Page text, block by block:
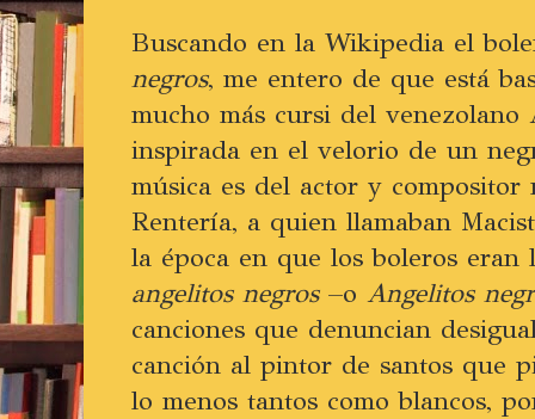
Buscando en la Wikipedia el
negros, me entero de que está
mucho más cursi del
inspirada en el velorio de un
música es del actor y compositor
Rentería, a quien llamaban
la época en que los boleros
angelitos negros–o Angelitos
canciones que denuncian
canción al pintor de santos que
lo menos tantos como blancos,